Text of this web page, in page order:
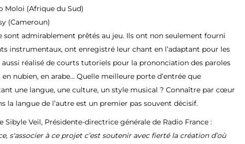
Moloi (Afrique du Sud)
(Cameroun)
sont admirablement prêtés au jeu. Ils ont non seulement fourni
instrumentaux, ont enregistré leur chant en l’adaptant pour les
réalisé de courts tutoriels pour la prononciation des paroles
nubien, en arabe... Quelle meilleure porte d’entrée que
une langue, une culture, un style musical ? Connaître par cœur
la langue de l’autre est un premier pas souvent décisif.
Sibyle Veil, Présidente-directrice générale de Radio France :
s'associer à ce projet c’est soutenir avec fierté la création d’où